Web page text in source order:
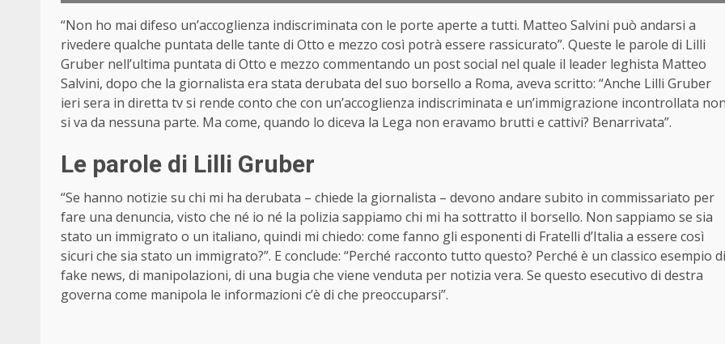
“Non ho mai difeso un’accoglienza indiscriminata con le porte aperte a tutti. Matteo Salvini può andarsi a
rivedere qualche puntata delle tante di Otto e mezzo così potrà essere rassicurato”. Queste le parole di Lilli
Gruber nell’ultima puntata di Otto e mezzo commentando un post social nel quale il leader leghista Matteo
Salvini, dopo che la giornalista era stata derubata del suo borsello a Roma, aveva scritto: “Anche Lilli Gruber
ieri sera in diretta tv si rende conto che con un’accoglienza indiscriminata e un’immigrazione incontrollata
si va da nessuna parte. Ma come, quando lo diceva la Lega non eravamo brutti e cattivi? Benarrivata”.
Le parole di Lilli Gruber
“Se hanno notizie su chi mi ha derubata – chiede la giornalista – devono andare subito in commissariato per
fare una denuncia, visto che né io né la polizia sappiamo chi mi ha sottratto il borsello. Non sappiamo se sia
stato un immigrato o un italiano, quindi mi chiedo: come fanno gli esponenti di Fratelli d’Italia a essere così
sicuri che sia stato un immigrato?”. E conclude: “Perché racconto tutto questo? Perché è un classico esempio di
fake news, di manipolazioni, di una bugia che viene venduta per notizia vera. Se questo esecutivo di destra
governa come manipola le informazioni c’è di che preoccuparsi”.